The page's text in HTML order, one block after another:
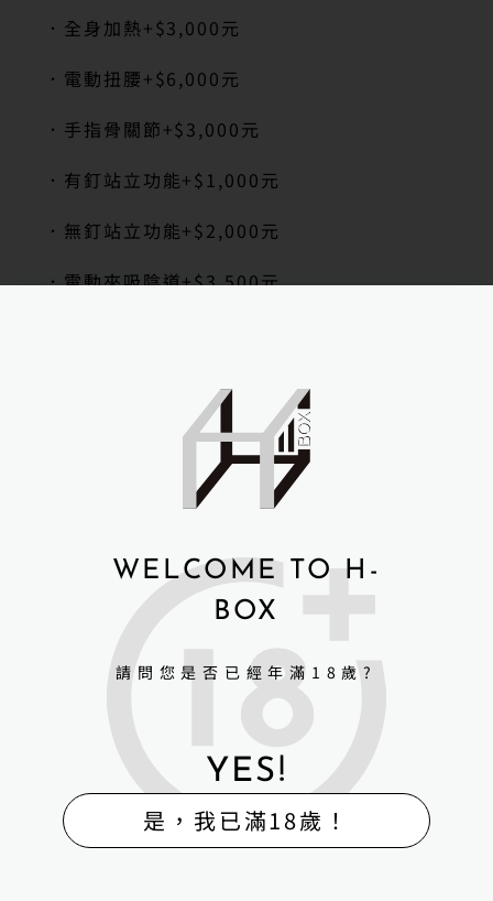
．全身加熱+$3,000元
．電動扭腰+$6,000元
．手指骨關節+$3,000元
．有釘站立功能+$1,000元
．無釘站立功能+$2,000元
．電動夾吸陰道+$3,500元
WELCOME TO H-
BOX
請問您是否已經年滿18歲?
YES!
是，我已滿18歲！